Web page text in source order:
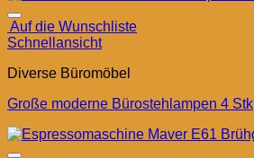
Auf die Wunschliste
Schnellansicht
Diverse Büromöbel
Große moderne Bürostehlampen 4 Stk